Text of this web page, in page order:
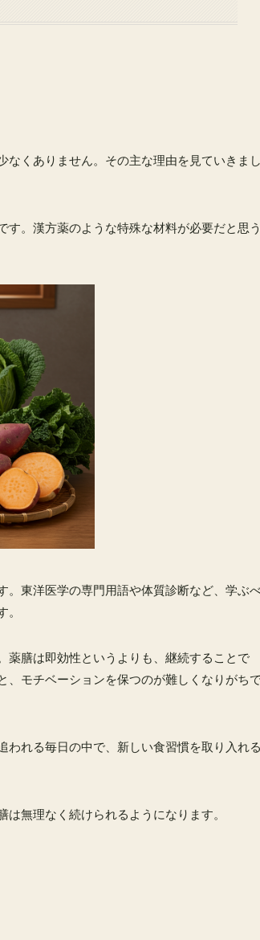
くありません。その主な理由を見ていきま
す。漢方薬のような特殊な材料が必要だと思
。東洋医学の専門用語や体質診断など、学ぶ
。
薬膳は即効性というよりも、継続することで
、モチベーションを保つのが難しくなりがち
われる毎日の中で、新しい食習慣を取り入れ
無理なく続けられるようになります。